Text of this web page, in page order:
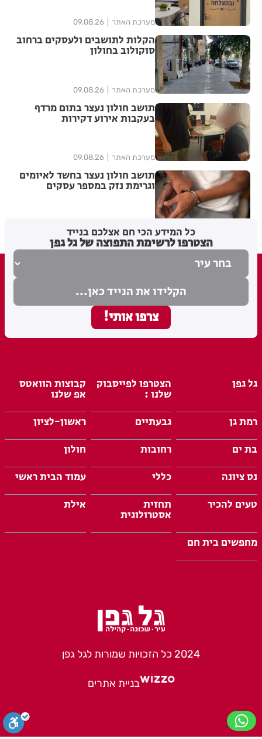
מערכת האתר 09.08.26
הקלות לתושבים ולעסקים ברחוב
סוקולוב בחולון
מערכת האתר 09.08.26
תושב חולון נעצר בתום מרדף
בעקבות אירוע דקירות
מערכת האתר 09.08.26
תושב חולון נעצר בחשד לאיומים
וגרימת נזק במספר עסקים
כל המידע הכי חם אצלכם בנייד
הצטרפו לרשימת התפוצה של גל גפן
גל גפן הצטרפו לפייסבוק
שלנו :
קבוצות הוואטס
אפ שלנו
רמת גן
גבעתיים
ראשון-לציון
בת ים
רחובות
חולון
נס ציונה
כללי
עמוד הבית ראשי
טעים להכיר
תחזית
אסטרולוגית
אילת
מחפשים בית חם
2024 כל הזכויות שמורות לגל גפן
בניית אתרים